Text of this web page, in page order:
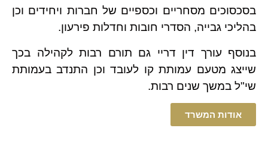
בסכסוכים מסחריים וכספיים של חברות ויחידים וכן
בהליכי גבייה, הסדרי חובות וחדלות פירעון.
בנוסף עורך דין דריי גם תורם רבות לקהילה בכך
שייצג מטעם עמותת קו לעובד וכן התנדב בעמותת
שי"ל במשך שנים רבות.
אודות המשרד